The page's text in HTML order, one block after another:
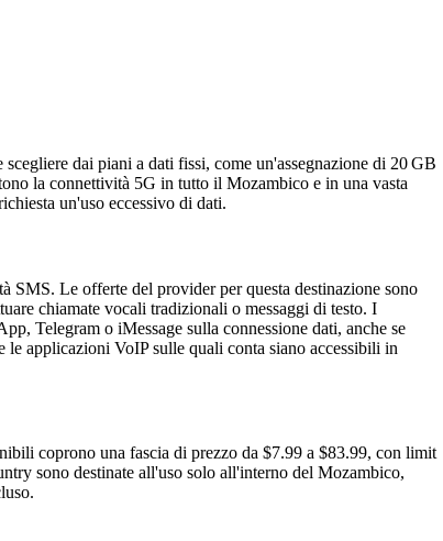
dai piani a dati fissi, come un'assegnazione di 20 GB
la connettività 5G in tutto il Mozambico e in una vasta
un'uso eccessivo di dati.
Le offerte del provider per questa destinazione sono
chiamate vocali tradizionali o messaggi di testo. I
Telegram o iMessage sulla connessione dati, anche se
applicazioni VoIP sulle quali conta siano accessibili in
coprono una fascia di prezzo da $7.99 a $83.99, con limit
sono destinate all'uso solo all'interno del Mozambico,